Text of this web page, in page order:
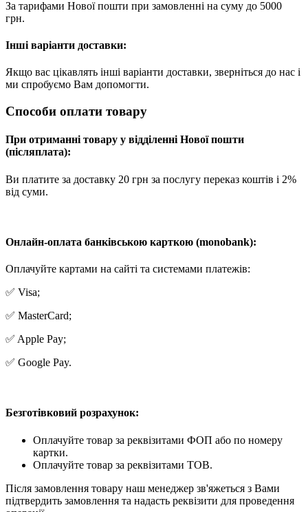
За тарифами Нової пошти при замовленні на суму до 5000
грн.
Інші варіанти доставки:
Якщо вас цікавлять інші варіанти доставки, зверніться до нас і
ми спробуємо Вам допомогти.
Способи оплати товару
При отриманні товару у відділенні Нової пошти
(післяплата):
Ви платите за доставку 20 грн за послугу переказ коштів і 2%
від суми.
Онлайн-оплата банківською карткою (monobank):
Оплачуйте картами на сайті та системами платежів:
✅ Visa;
✅ MasterCard;
✅ Apple Pay;
✅ Google Pay.
Безготівковий розрахунок:
Оплачуйте товар за реквізитами ФОП або по номеру
картки.
Оплачуйте товар за реквізитами ТОВ.
Після замовлення товару наш менеджер зв'яжеться з Вами
підтвердить замовлення та надасть реквізити для проведення